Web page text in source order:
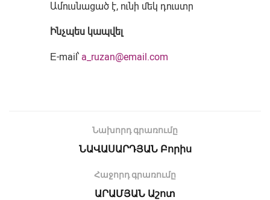
Ամուսնացած է, ունի մեկ դուստր
Ինչպես կապվել
Е-mail՝ a_ruzan@email.com
Նախորդ գրառումը
ՆԱՎԱՍԱՐԴՅԱՆ Բորիս
Հաջորդ գրառումը
ԱՐԱՄՅԱՆ Աշոտ